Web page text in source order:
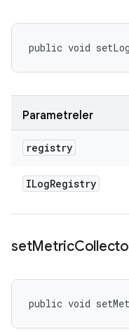
public void
Parametreler
registry
ILogRegistry
setMetric
public void